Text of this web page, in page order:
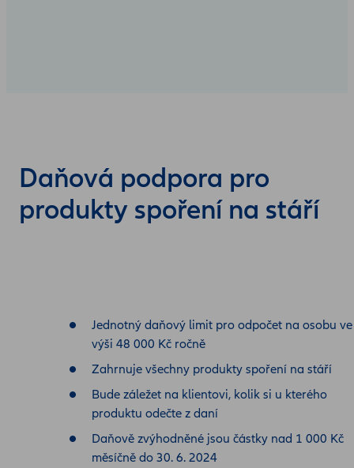
Daňová podpora pro
produkty spoření na stáří
Jednotný daňový limit pro odpočet na osobu ve
výši 48 000 Kč ročně
Zahrnuje všechny produkty spoření na stáří
Bude záležet na klientovi, kolik si u kterého
produktu odečte z daní
Daňově zvýhodněné jsou částky nad 1 000 Kč
měsíčně do 30. 6. 2024